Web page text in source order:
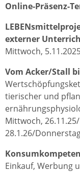
Online-Präsenz-
externer
Mittwoch,
Vom Acker/Stall
tierischer und
Mittwoch,
28.1.26/
Einkauf, Werbung